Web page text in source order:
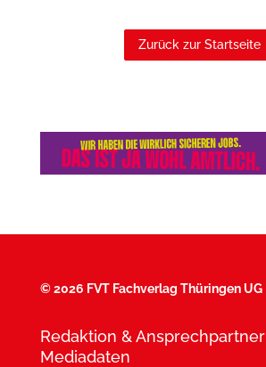
Zurück zur Startseite
©2026 FVT Fachverlag Thüringen UG
Redaktion & Ansprechpartner
Mediadaten